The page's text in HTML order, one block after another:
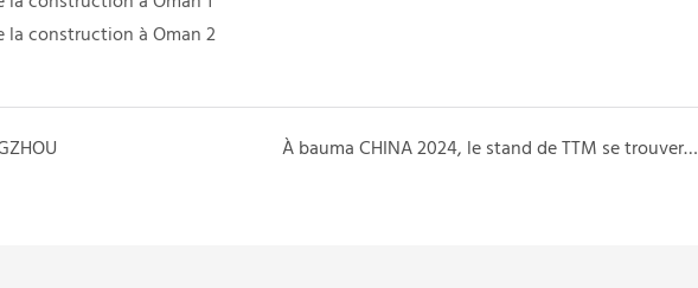
À bauma CHINA 2024, le stand de TTM se trouvera dans la zone d&#39;exposition extérieure F32.